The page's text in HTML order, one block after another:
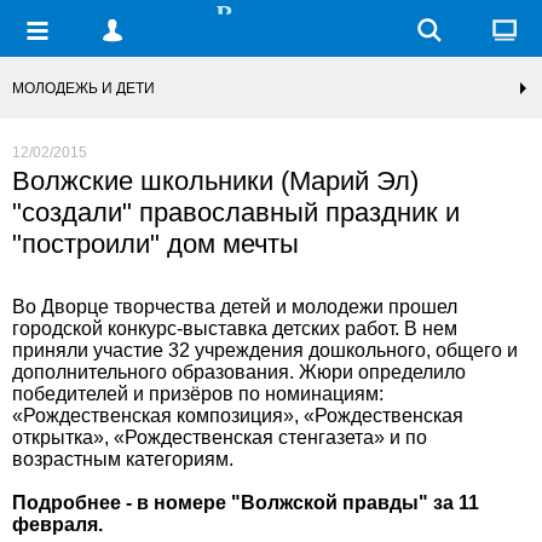
МОЛОДЕЖЬ И ДЕТИ
12/02/2015
Волжские школьники (Марий Эл)
"создали" православный праздник и
"построили" дом мечты
Во Дворце творчества детей и молодежи прошел
городской конкурс-выставка детских работ. В нем
приняли участие 32 учреждения дошкольного, общего и
дополнительного образования. Жюри определило
победителей и призёров по номинациям:
«Рождественская композиция», «Рождественская
открытка», «Рождественская стенгазета» и по
возрастным категориям.
Подробнее - в номере "Волжской правды" за 11
февраля.